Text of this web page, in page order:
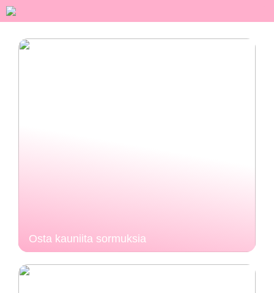
Osta kauniita sormuksia